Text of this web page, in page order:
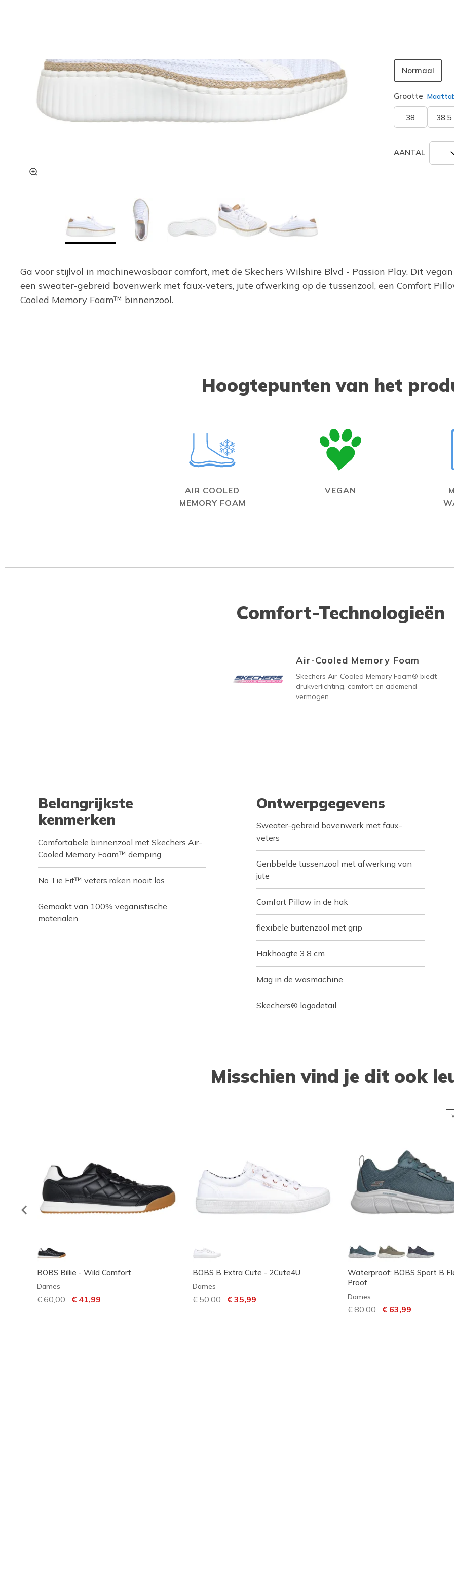
Normaal
Grootte
38 38.5
AANTAL
Ga voor stijlvol in machinewasbaar comfort, met de Skechers Wilshire Blvd - Passion Play. Dit
een sweater-gebreid bovenwerk met faux-veters, jute afwerking op de tussenzool, een Comfort
Cooled Memory Foam™ binnenzool.
Hoogtepunten van het
AIR COOLED
MEMORY FOAM
VEGAN
Comfort-Technologieën
Air-Cooled Memory Foam
Skechers Air-Cooled Memory Foam® biedt
drukverlichting, comfort en ademend
vermogen.
Belangrijkste
kenmerken
Comfortabele binnenzool met Skechers Air-
Cooled Memory Foam™ demping
No Tie Fit™ veters raken nooit los
Gemaakt van 100% veganistische
materialen
Ontwerpgegevens
Sweater-gebreid bovenwerk met faux-
veters
Geribbelde tussenzool met afwerking van
jute
Comfort Pillow in de hak
flexibele buitenzool met grip
Hakhoogte 3,8 cm
Mag in de wasmachine
Skechers® logodetail
Misschien vind je dit ook
BOBS Billie - Wild Comfort
Dames
Prijs verlaagd van
€ 60,00 naar
€ 41,99
BOBS B Extra Cute - 2Cute4U
Dames
Prijs verlaagd van
€ 50,00naar
€ 35,99
Waterproof: BOBS Sport B
Proof
Dames
Prijs verlaagd van
€ 80,00 naar
€ 63,99